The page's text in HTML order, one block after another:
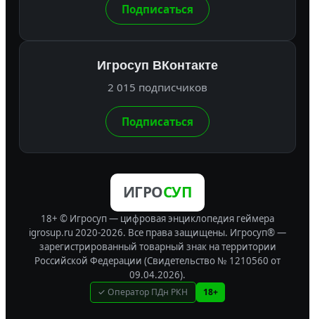
Подписаться
Игросуп ВКонтакте
2 015 подписчиков
Подписаться
ИГРОСУП
18+ © Игросуп — цифровая энциклопедия геймера
igrosup.ru 2020-2026. Все права защищены. Игросуп® —
зарегистрированный товарный знак на территории
Российской Федерации (Свидетельство № 1210560 от
09.04.2026).
✓ Оператор ПДн РКН 18+